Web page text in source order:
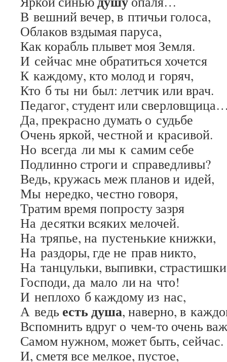
В вешний вечер, в птичьи голоса,
Облаков вздымая паруса,
Как корабль плывет моя Земля.
И сейчас мне обратиться хочется
К каждому, кто молод и горяч,
Кто б ты ни был: летчик или врач.
Педагог, студент или
Да, прекрасно думать о судьбе
Очень яркой, честной и красивой.
Но всегда ли мы к самим себе
Подлинно строги и справедливы?
Ведь, кружась меж планов и идей,
Мы нередко, честно говоря,
Тратим время попросту зазря
На десятки всяких мелочей.
На тряпье, на пустенькие книжки,
На раздоры, где не прав никто,
На танцульки, выпивки,
Господи, да мало ли на что!
И неплохо б каждому из нас,
А ведь есть душа, наверно, в
Вспомнить вдруг о чем-то очень
Самом нужном, может быть, сейчас.
И, сметя все мелкое, пустое,